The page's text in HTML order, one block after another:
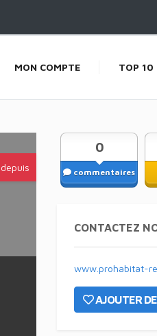
MON COMPTE TOP 10
depuis commentaires
0
CONTACTEZ
www.prohabitat-
AJOUTER